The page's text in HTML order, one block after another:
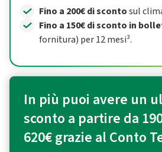
Fino a 200€ di scontosul
Fino a 150€ di sconto in
fornitura) per 12 mesi³.
In più puoi avere un
sconto a partire da
620€ grazie al Conto